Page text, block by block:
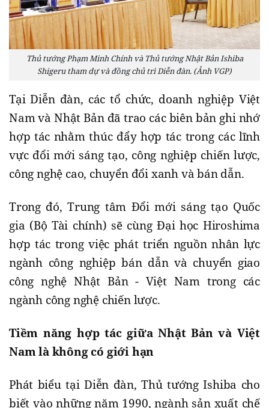
Thủ tướng Phạm Minh Chính và Thủ tướng Nhật Bản Ishiba
Shigeru tham dự và đồng chủ trì Diễn đàn. (Ảnh VGP)
Tại Diễn đàn, các tổ chức, doanh nghiệp Việt
Nam và Nhật Bản đã trao các biên bản ghi nhớ
hợp tác nhằm thúc đẩy hợp tác trong các lĩnh
vực đổi mới sáng tạo, công nghiệp chiến lược,
công nghệ cao, chuyển đổi xanh và bán dẫn.
Trong đó, Trung tâm Đổi mới sáng tạo Quốc
gia (Bộ Tài chính) sẽ cùng Đại học Hiroshima
hợp tác trong việc phát triển nguồn nhân lực
ngành công nghiệp bán dẫn và chuyển giao
công nghệ Nhật Bản - Việt Nam trong các
ngành công nghệ chiến lược.
Tiềm năng hợp tác giữa Nhật Bản và Việt
Nam là không có giới hạn
Phát biểu tại Diễn đàn, Thủ tướng Ishiba cho
biết vào những năm 1990, ngành sản xuất chế